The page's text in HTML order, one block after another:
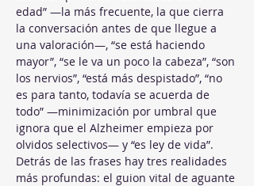
edad” —la más frecuente, la que cierra
la conversación antes de que llegue a
una valoración—, “se está haciendo
mayor”, “se le va un poco la cabeza”, “son
los nervios”, “está más despistado”, “no
es para tanto, todavía se acuerda de
todo” —minimización por umbral que
ignora que el Alzheimer empieza por
olvidos selectivos— y “es ley de vida”.
Detrás de las frases hay tres realidades
más profundas: el guion vital de aguante